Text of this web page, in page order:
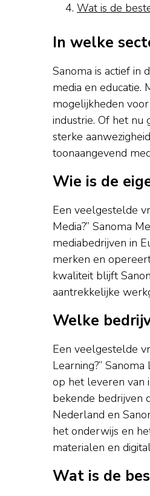
Wat is de
In welke
Sanoma is actief in
media en educatie.
mogelijkheden
industrie. Of het nu
sterke
toonaangevend
Wie is de
Een veelgestelde
Media?” Sanoma
mediabedrijven in
merken en
kwaliteit blijft
aantrekkelijke
Welke
Een veelgestelde
Learning?”
op het leveren van
bekende bedrijven
Nederland en
het onderwijs en
materialen en
Wat is de